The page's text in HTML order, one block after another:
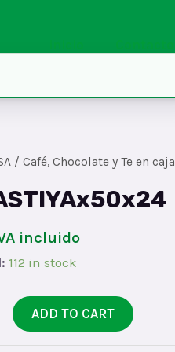
/ Café, Chocolate y Te en caja
incluido
112 in stock
ADD TO CART